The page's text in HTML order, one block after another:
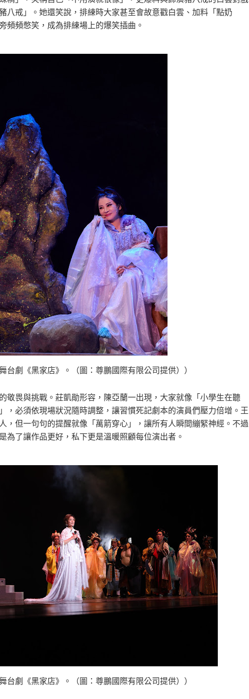
八戒」。她還笑說，排練時大家甚至會故意戳白雲、加料「點奶
頻頻憋笑，成為排練場上的爆笑插曲。
台劇《黑家店》。（圖：尊鵬國際有限公司提供））
敬畏與挑戰。莊凱勛形容，陳亞蘭一出現，大家就像「小學生在聽
，必須依現場狀況隨時調整，讓習慣死記劇本的演員們壓力倍增。王
，但一句句的提醒就像「萬箭穿心」，讓所有人瞬間繃緊神經。不過
為了讓作品更好，私下更是溫暖照顧每位演出者。
台劇《黑家店》。（圖：尊鵬國際有限公司提供））